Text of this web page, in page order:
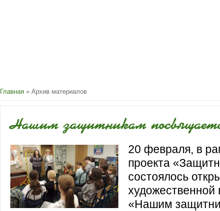
Главная » Архив материалов
Нашим защитникам
20 февраля, в
проекта
состоялось
художественной
«Нашим